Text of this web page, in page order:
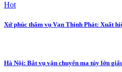
Hot
Xử phúc thẩm vụ Vạn Thịnh Phát: Xuất
Hà Nội: Bắt vụ vận chuyển ma túy lớn